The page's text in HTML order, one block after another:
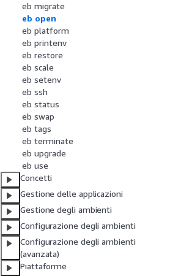
eb migrate
eb open
eb platform
eb printenv
eb restore
eb scale
eb setenv
eb ssh
eb status
eb swap
eb tags
eb terminate
eb upgrade
eb use
Concetti
Gestione delle applicazioni
Gestione degli ambienti
Configurazione degli ambienti
Configurazione degli ambienti
(avanzata)
Piattaforme